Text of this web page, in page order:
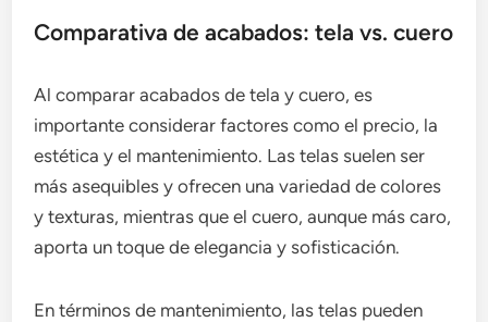
Comparativa de acabados: tela vs. cuero
Al comparar acabados de tela y cuero, es
importante considerar factores como el precio, la
estética y el mantenimiento. Las telas suelen ser
más asequibles y ofrecen una variedad de colores
y texturas, mientras que el cuero, aunque más caro,
aporta un toque de elegancia y sofisticación.
En términos de mantenimiento, las telas pueden